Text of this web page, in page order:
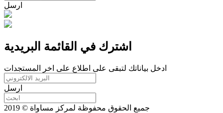
ارسل
اشترك في القائمة البريدية
ادخل بياناتك لتبقى على اطلاع على اخر المستجدات
ارسل
جميع الحقوق محفوظة لمركز مساواة © 2019